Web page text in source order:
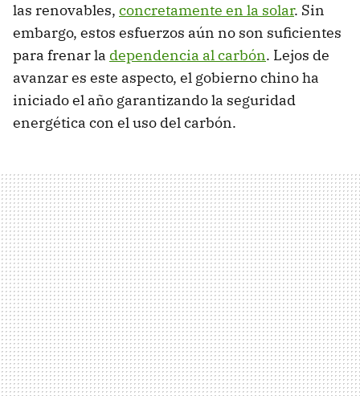
las renovables, concretamente en la solar. Sin
embargo, estos esfuerzos aún no son suficientes
para frenar la dependencia al carbón. Lejos de
avanzar es este aspecto, el gobierno chino ha
iniciado el año garantizando la seguridad
energética con el uso del carbón.